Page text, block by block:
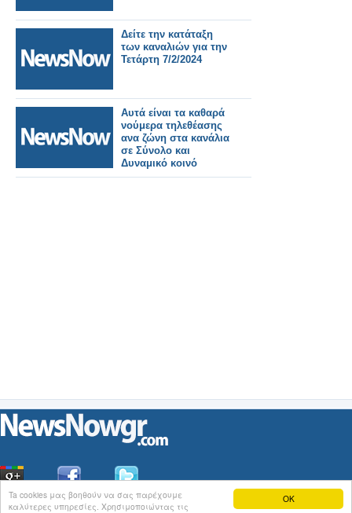
OK
Ta cookies μας βοηθούν να σας παρέχουμε
καλύτερες υπηρεσίες. Χρησιμοποιώντας τις
Δείτε την κατάταξη
των καναλιών για την
Τετάρτη 7/2/2024
Αυτά είναι τα καθαρά
νούμερα τηλεθέασης
ανα ζώνη στα κανάλια
σε Σύνολο και
Δυναμικό κοινό
(6/2/2024)